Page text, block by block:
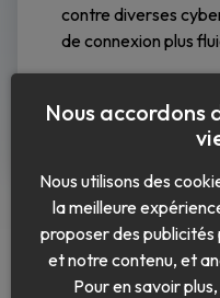
contre diverses
de connexion plus
Nous accordons
Nous utilisons des
la meilleure
proposer des publicités
et notre contenu, et
Pour en savoir